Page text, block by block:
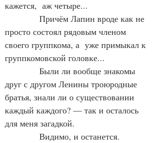
кажется,  аж четыре...
Причём Лапин вроде как не
просто состоял рядовым членом
своего группкома, а  уже примыкал к
группкомовской головке...
Были ли вообще знакомы
друг с другом Ленины троюродные
братья, знали ли о существовании
каждый каждого? — так и осталось
для меня загадкой.
Видимо, и останется.